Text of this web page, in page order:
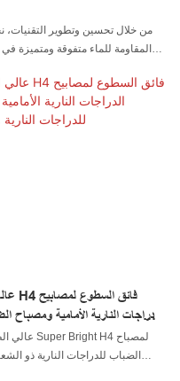
من خلال تحسين وتطوير التقنيات،